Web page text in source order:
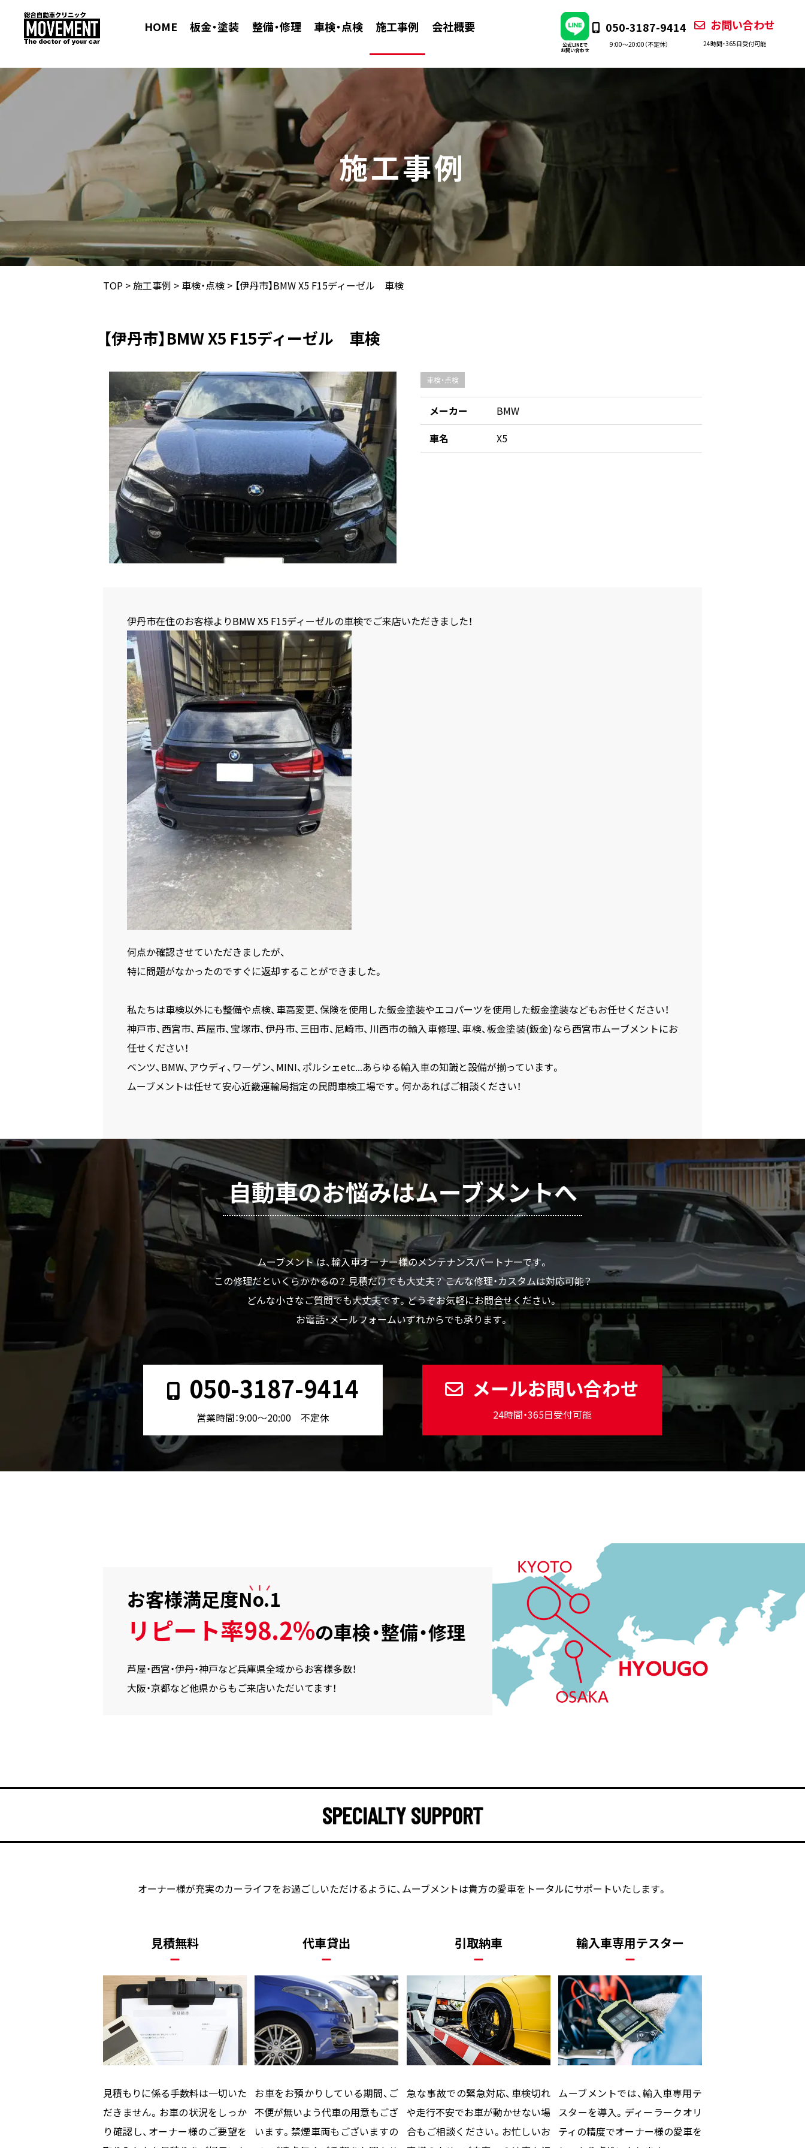
HOME 板金・塗装 整備・修理 車検・点検 施工事例 会社概要
公式LINEで
お問い合わせ
050-3187-9414
9:00〜20:00（不定休）
お問い合わせ
24時間・365日受付可能
施工事例
TOP >施工事例 > 車検・点検 > 【伊丹市】BMW X5 F15ディーゼル 車検
【伊丹市】BMW X5 F15ディーゼル 車検
車検・点検
メーカー
BMW
車名
X5
伊丹市在住のお客様よりBMW X5 F15ディーゼルの車検でご来店いただきました！
何点か確認させていただきましたが、
特に問題がなかったのですぐに返却することができました。
私たちは車検以外にも整備や点検、車高変更、保険を使用した鈑金塗装やエコパーツを使用した鈑金塗装などもお任せください！
神戸市、西宮市、芦屋市、宝塚市、伊丹市、三田市、尼崎市、川西市の輸入車修理、車検、板金塗装(鈑金)なら西宮市ムーブメントにお
任せください！
ベンツ、BMW、アウディ、ワーゲン、MINI、ポルシェetc...あらゆる輸入車の知識と設備が揃っています。
ムーブメントは任せて安心近畿運輸局指定の民間車検工場です。何かあればご相談ください！
自動車のお悩みはムーブメントへ
ムーブメント は、輸入車オーナー様のメンテナンスパートナーです。
この修理だといくらかかるの？ 見積だけでも大丈夫？ こんな修理・カスタムは対応可能？
どんな小さなご質問でも大丈夫です。どうぞお気軽にお問合せください。
お電話・メールフォームいずれからでも承ります。
050-3187-9414
営業時間：9:00〜20:00 不定休
メールお問い合わせ
24時間・365日受付可能
お客様満足度No.1
リピート率98.2%の車検・整備・修理
芦屋・西宮・伊丹・神戸など兵庫県全域からお客様多数！
大阪・京都など他県からもご来店いただいてます！
SPECIALTY SUPPORT
オーナー様が充実のカーライフをお過ごしいただけるように、 ムーブメントは貴方の愛車をトータルにサポートいたします。
見積無料
見積もりに係る手数料は一切いた
だきません。お車の状況をしっか
り確認し、オーナー様のご要望を
代車貸出
お車をお預かりしている期間、ご
不便が無いよう代車の用意もござ
います。禁煙車両もございますの
引取納車
急な事故での緊急対応、車検切れ
や走行不安でお車が動かせない場
合もご相談ください。お忙しいお
輸入車専用テスター
ムーブメントでは、輸入車専用テ
スターを導入。ディーラークオリ
ティの精度でオーナー様の愛車を